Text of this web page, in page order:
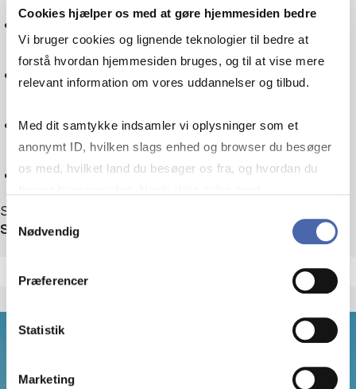
Cookies hjælper os med at gøre hjemmesiden bedre
Vi bruger cookies og lignende teknologier til bedre at
forstå hvordan hjemmesiden bruges, og til at vise mere
relevant information om vores uddannelser og tilbud.
Med dit samtykke indsamler vi oplysninger som et
anonymt ID, hvilken slags enhed og browser du besøger
os med, hvilket land du besøger os fra, og hvordan du
markedsføring. Du bestemmer selv - og kan altid trække
Samtykkevalg
Nødvendig
Præferencer
Statistik
Marketing
Tax law
Sociology
Technology
Reset
Showing 1 out of 1 events
Sort by